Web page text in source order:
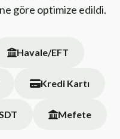
göre optimize edildi.
Havale/EFT
Kredi Kartı
Mefete